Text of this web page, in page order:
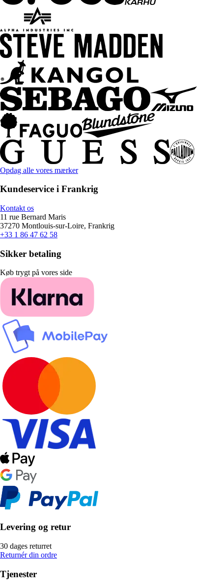
Opdag alle vores mærker
Kundeservice i Frankrig
Kontakt os
11 rue Bernard Maris
37270 Montlouis-sur-Loire, Frankrig
+33 1 86 47 62 58
Sikker betaling
Køb trygt på vores side
Levering og retur
30 dages returret
Returnér din ordre
Tjenester